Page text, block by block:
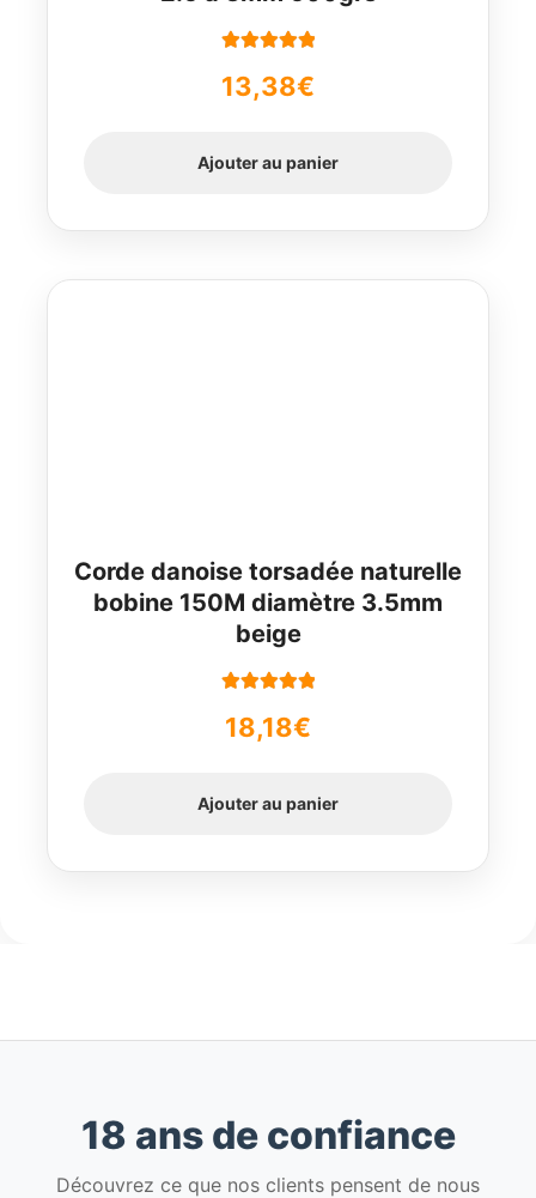
5
13,38€
Ajouter au panier
Corde danoise torsadée naturelle
bobine 150M diamètre 3.5mm
beige
18,18€
Ajouter au panier
18 ans de confiance
Découvrez ce que nos clients pensent de nous